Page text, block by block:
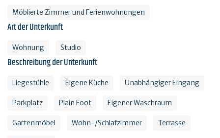
Möblierte Zimmer und Ferienwohnungen
Art der Unterkunft
Wohnung Studio
Beschreibung der Unterkunft
Liegestühle Eigene Küche Unabhängiger Eingang
Parkplatz Plain Foot Eigener Waschraum
Gartenmöbel Wohn-/Schlafzimmer Terrasse